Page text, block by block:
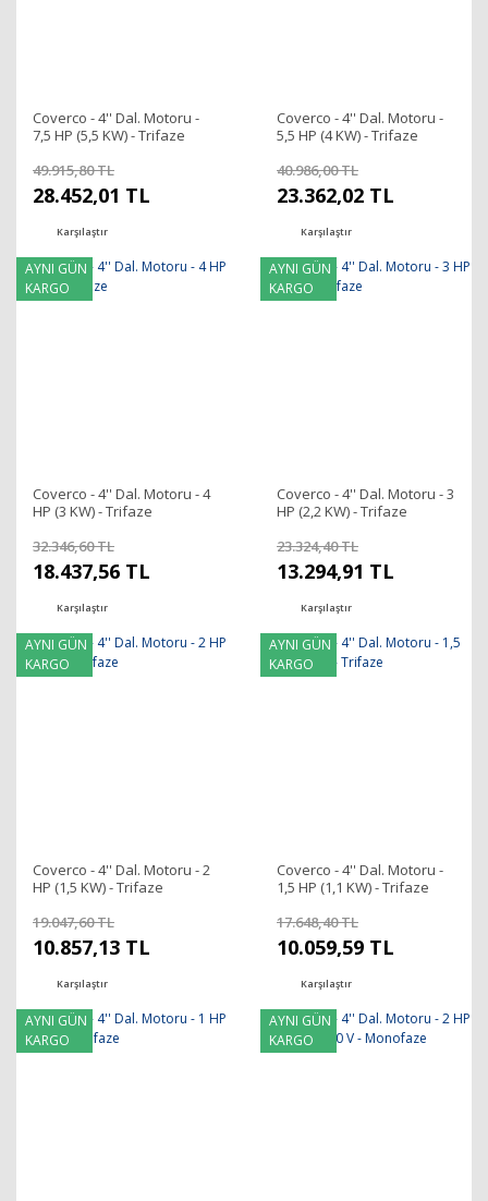
Coverco - 4'' Dal. Motoru -
7,5 HP (5,5 KW) - Trifaze
49.915,80 TL
28.452,01 TL
Karşılaştır
Coverco - 4'' Dal. Motoru -
5,5 HP (4 KW) - Trifaze
40.986,00 TL
23.362,02 TL
Karşılaştır
AYNI GÜN
KARGO
Coverco - 4'' Dal. Motoru - 4
HP (3 KW) - Trifaze
32.346,60 TL
18.437,56 TL
Karşılaştır
AYNI GÜN
KARGO
Coverco - 4'' Dal. Motoru - 3
HP (2,2 KW) - Trifaze
23.324,40 TL
13.294,91 TL
Karşılaştır
AYNI GÜN
KARGO
Coverco - 4'' Dal. Motoru - 2
HP (1,5 KW) - Trifaze
19.047,60 TL
10.857,13 TL
Karşılaştır
AYNI GÜN
KARGO
Coverco - 4'' Dal. Motoru -
1,5 HP (1,1 KW) - Trifaze
17.648,40 TL
10.059,59 TL
Karşılaştır
AYNI GÜN
KARGO
AYNI GÜN
KARGO